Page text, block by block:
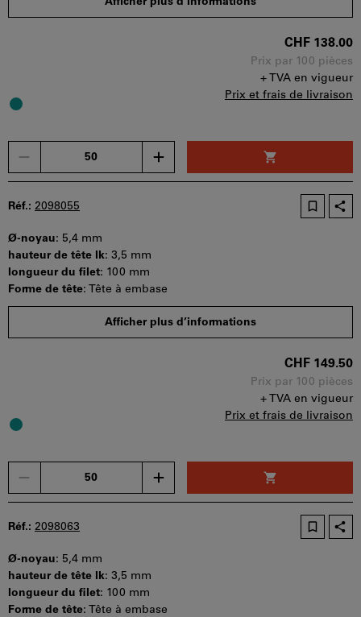
Etapes de la commande : 50 pièces
CHF 138.00
Prix par 100 pièces
+ TVA en vigueur
Prix et frais de livraison
bon
d'achat
être
utilisé
par
panier.
Réf.: 2098055
Ø-noyau: 5,4 mm
hauteur de tête lk: 3,5 mm
longueur du filet: 100 mm
Forme de tête: Tête à embase
Quantité minimale de commande : 50 pièces
Etapes de la commande : 50 pièces
Afficher plus d’informations
CHF 149.50
Prix par 100 pièces
+ TVA en vigueur
Prix et frais de livraison
bon
d'achat
être
utilisé
par
panier.
Réf.: 2098063
Ø-noyau: 5,4 mm
hauteur de tête lk: 3,5 mm
longueur du filet: 100 mm
Forme de tête: Tête à embase